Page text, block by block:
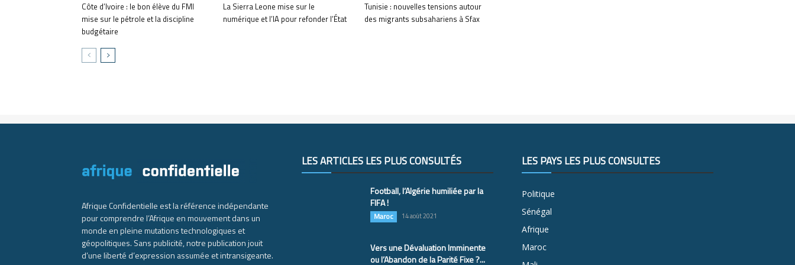
Côte d’Ivoire : le bon élève du FMI
mise sur le pétrole et la discipline
budgétaire
La Sierra Leone mise sur le
numérique et l’IA pour refonder l’État
Tunisie : nouvelles tensions autour
des migrants subsahariens à Sfax
Afrique Confidentielle est la référence indépendante
pour comprendre l’Afrique en mouvement dans un
monde en pleine mutations technologiques et
géopolitiques. Sans publicité, notre publication jouit
d’une liberté d’expression assumée et intransigeante.
LES ARTICLES LES PLUS CONSULTÉS
Football, l’Algérie humiliée par la
FIFA !
Maroc 14 août 2021
Vers une Dévaluation Imminente
ou l’Abandon de la Parité Fixe ?...
LES PAYS LES PLUS CONSULTÉS
Politique
Sénégal
Afrique
Maroc